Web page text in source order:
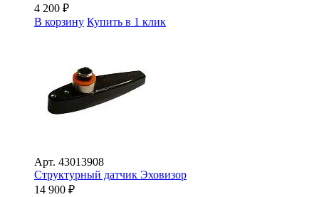
4 200 ₽
В корзину Купить в 1 клик
Арт. 43013908
Структурный датчик Эховизор
14 900 ₽